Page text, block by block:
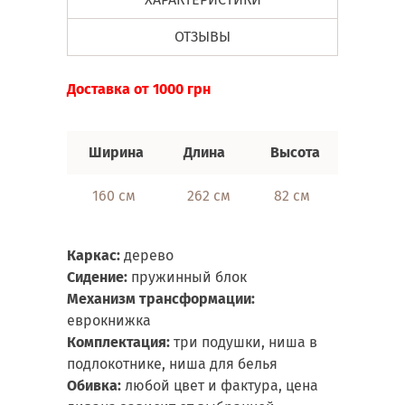
ОТЗЫВЫ
Доставка от 1000 грн
Ширина Длина Высота
160 см 262 см 82 см
Каркас: дерево
Сидение: пружинный блок
Механизм трансформации:
еврокнижка
Комплектация: три подушки, ниша в
подлокотнике, ниша для белья
Обивка: любой цвет и фактура, цена